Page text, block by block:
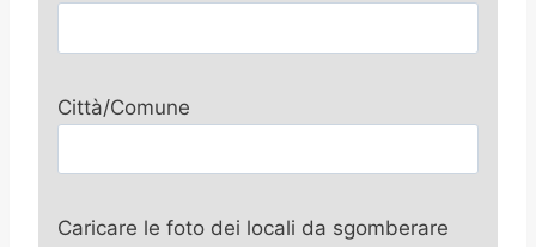
Città/Comune
Caricare le foto dei locali da sgomberare